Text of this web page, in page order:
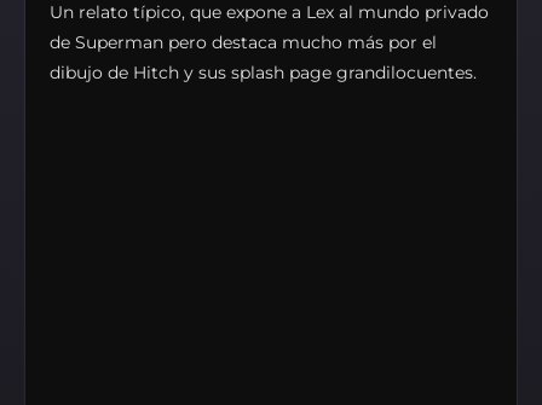
Un relato típico, que expone a Lex al mundo privado
de Superman pero destaca mucho más por el
dibujo de Hitch y sus splash page grandilocuentes.